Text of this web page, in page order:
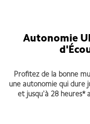
Autonomie
Profitez de la bonne
une autonomie qui dure
et jusqu'à 28 heures*